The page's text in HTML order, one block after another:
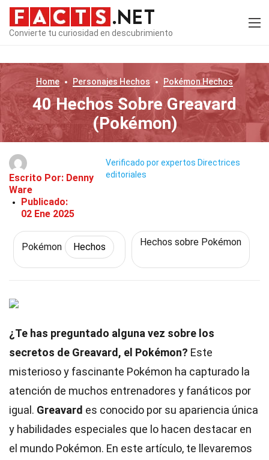
Convierte tu curiosidad en descubrimiento
Home Personajes Hechos PokémonHechos
40 Hechos Sobre Greavard
(Pokémon)
Escrito Por: Denny
Ware
Publicado:
02 Ene 2025
Verificado por expertos Directrices
editoriales
Pokémon Hechos Hechos sobre Pokémon
¿Te has preguntado alguna vez sobre los
secretos de Greavard, el Pokémon? Este
misterioso y fascinante Pokémon ha capturado la
atención de muchos entrenadores y fanáticos por
igual. Greavard es conocido por su apariencia única
y habilidades especiales que lo hacen destacar en
el mundo Pokémon. En este artículo, te llevaremos